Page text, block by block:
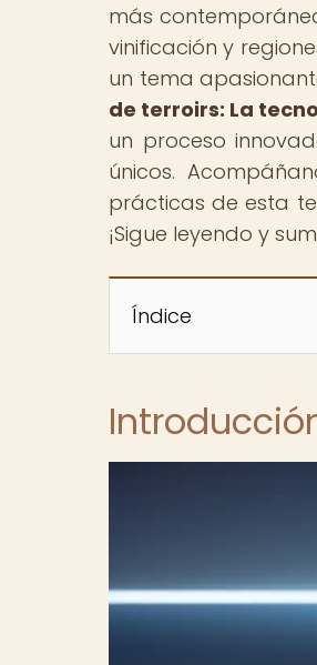
más
vinificación y
un tema
de terroirs: La
un proceso
únicos.
prácticas de esta
¡Sigue leyendo y
Índice